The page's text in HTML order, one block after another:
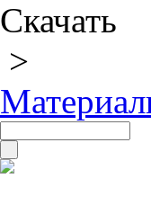
Скачать
>